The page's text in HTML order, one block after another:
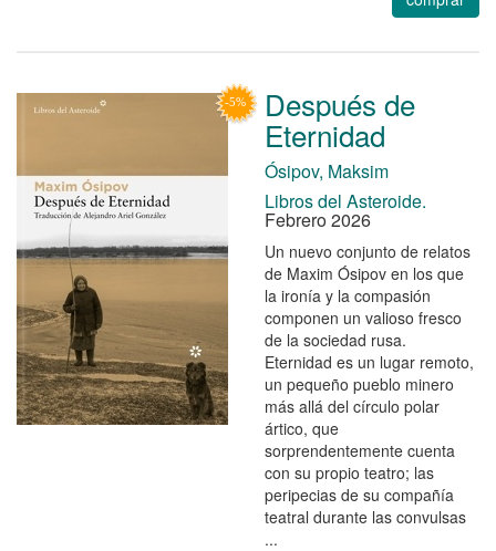
Después de
Eternidad
Ósipov, Maksim
Libros del Asteroide.
Febrero 2026
Un nuevo conjunto de relatos
de Maxim Ósipov en los que
la ironía y la compasión
componen un valioso fresco
de la sociedad rusa.
Eternidad es un lugar remoto,
un pequeño pueblo minero
más allá del círculo polar
ártico, que
sorprendentemente cuenta
con su propio teatro; las
peripecias de su compañía
teatral durante las convulsas
...